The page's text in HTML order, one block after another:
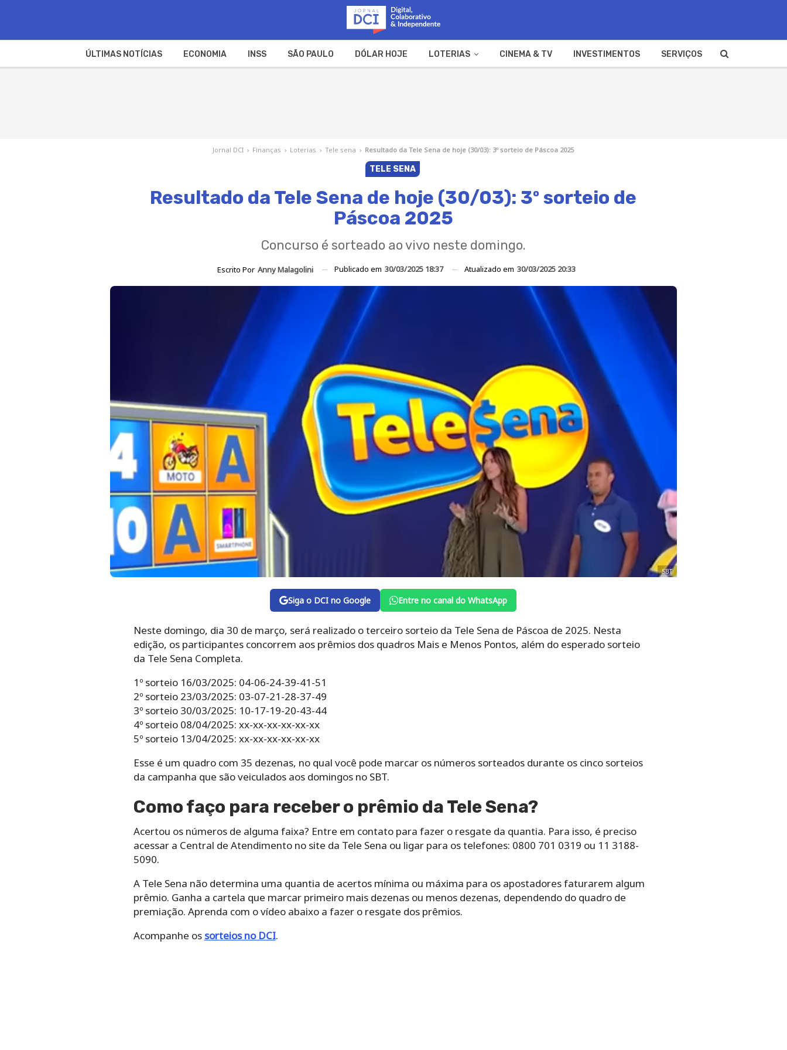
ÚLTIMAS NOTÍCIAS ECONOMIA INSS SÃO PAULO DÓLAR HOJE LOTERIAS CINEMA & TV INVESTIMENTOS SERVIÇOS
Jornal DCI › Finanças › Loterias › Tele sena › Resultado da Tele Sena de hoje (30/03): 3º sorteio de Páscoa 2025
TELE SENA
Resultado da Tele Sena de hoje (30/03): 3º sorteio de
Páscoa 2025
Concurso é sorteado ao vivo neste domingo.
Escrito Por Anny Malagolini Publicado em 30/03/2025 18:37 Atualizado em 30/03/2025 20:33
SBT
Siga o DCI no Google Entre no canal do WhatsApp
Neste domingo, dia 30 de março, será realizado o terceiro sorteio da Tele Sena de Páscoa de 2025. Nesta
edição, os participantes concorrem aos prêmios dos quadros Mais e Menos Pontos, além do esperado sorteio
da Tele Sena Completa.
1º sorteio 16/03/2025: 04-06-24-39-41-51
2º sorteio 23/03/2025: 03-07-21-28-37-49
3º sorteio 30/03/2025: 10-17-19-20-43-44
4º sorteio 08/04/2025: xx-xx-xx-xx-xx-xx
5º sorteio 13/04/2025: xx-xx-xx-xx-xx-xx
Esse é um quadro com 35 dezenas, no qual você pode marcar os números sorteados durante os cinco sorteios
da campanha que são veiculados aos domingos no SBT.
Como faço para receber o prêmio da Tele Sena?
Acertou os números de alguma faixa? Entre em contato para fazer o resgate da quantia. Para isso, é preciso
acessar a Central de Atendimento no site da Tele Sena ou ligar para os telefones: 0800 701 0319 ou 11 3188-
5090.
A Tele Sena não determina uma quantia de acertos mínima ou máxima para os apostadores faturarem algum
prêmio. Ganha a cartela que marcar primeiro mais dezenas ou menos dezenas, dependendo do quadro de
premiação. Aprenda com o vídeo abaixo a fazer o resgate dos prêmios.
Acompanhe os sorteios no DCI.